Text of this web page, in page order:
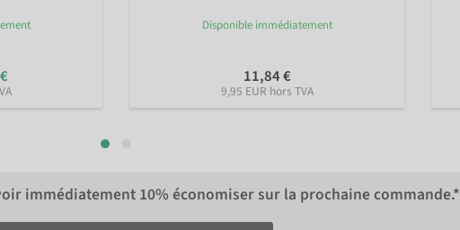
Disponible immédiatement
11,84 €
9,95 EUR hors TVA
immédiatement 10% économiser sur la prochaine commande.*